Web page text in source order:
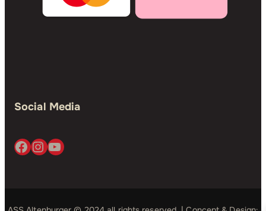
Social Media
Facebook
Instagram
YouTube